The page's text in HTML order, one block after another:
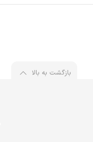
بازگشت به بالا